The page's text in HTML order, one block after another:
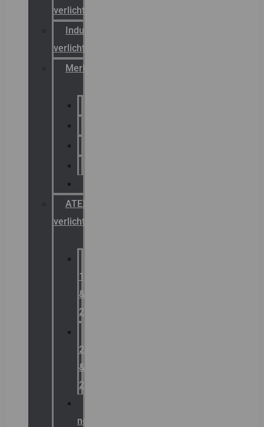
verlichting
Industriële
verlichting
Merken
ATEX
verlichting
1
&
2
21
&
22
noodverlichting